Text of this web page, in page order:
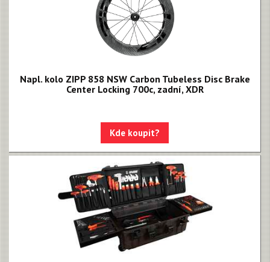
Napl. kolo ZIPP 858 NSW Carbon Tubeless Disc Brake
Center Locking 700c, zadní, XDR
Kde koupit?